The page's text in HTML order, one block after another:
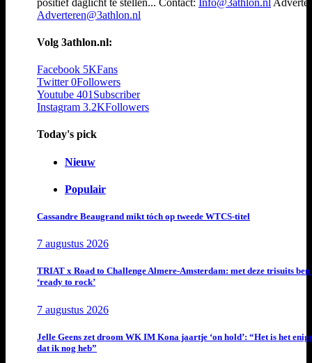
Adverteren@3athlon.nl
Volg 3athlon.nl:
Facebook 5KFans
Twitter 0Followers
Youtube 401 Subscriber
Instagram 3.2KFollowers
Today's pick
Nieuw
Populair
Cassandre Beaugrand mikt tóch op tweede WTCS-titel
7 augustus 2026
TRIAT x Road to Challenge Almere-Amsterdam: met deze trisuits ben
‘ready to rock’
7 augustus 2026
Jelle Geens zet droom WK IM Kona jaartje ‘on hold’: “Het is het
dat ik nog heb”